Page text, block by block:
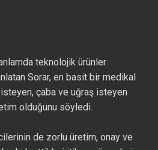
teknolojik ürünler
Sorar, en basit bir medikal
çaba ve uğraş isteyen
olduğunu söyledi.
de zorlu üretim, onay ve